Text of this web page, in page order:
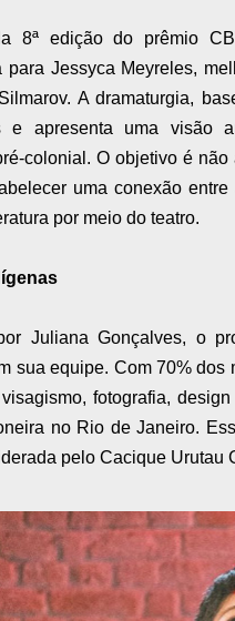
8ª edição do prêmio
para Jessyca Meyreles,
A dramaturgia,
e apresenta uma visão
colonial. O objetivo é
uma conexão
por meio do teatro.
Juliana Gonçalves, o
sua equipe. Com 70%
fotografia,
no Rio de Janeiro.
pelo Cacique Urutau